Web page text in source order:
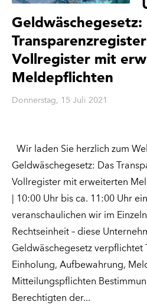
Geldwäschegesetz:
Vollregister mit
Meldepflichten
Donnerstag, 15 Juli 2021
Wir laden Sie herzlich zum
Geldwäschegesetz: Das
Vollregister mit erweiterten
| 10:00 Uhr bis ca. 11:00 Uhr
veranschaulichen wir im
Rechtseinheit – diese
Geldwäschegesetz verpflichtet
Einholung, Aufbewahrung,
Mitteilungspflichten
Berechtigten der